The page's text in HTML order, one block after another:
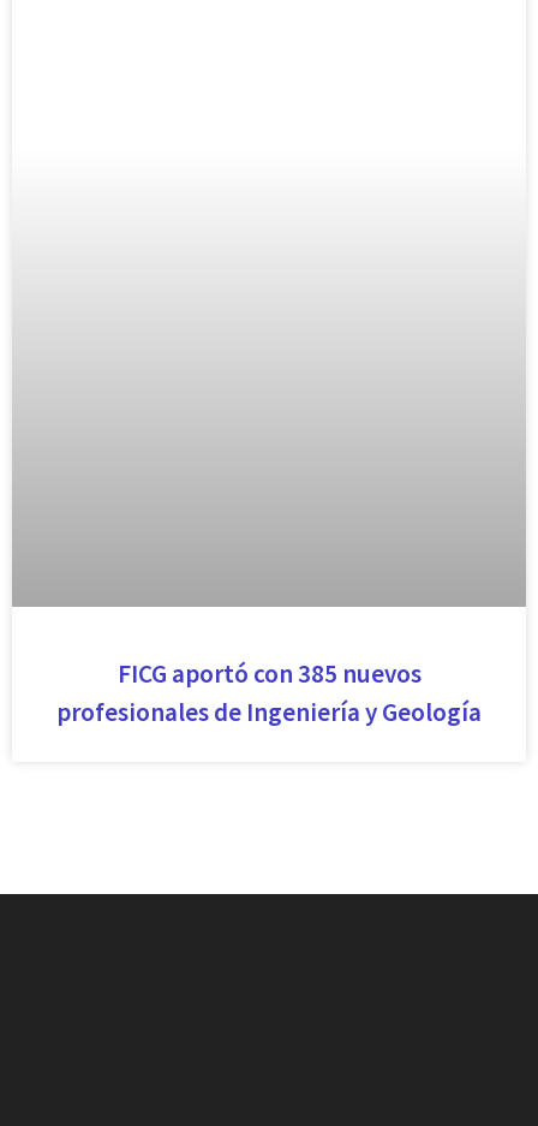
FICG aportó con 385 nuevos
profesionales de Ingeniería y Geología